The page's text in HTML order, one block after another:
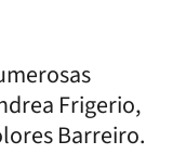
Frigerio,
Barreiro.